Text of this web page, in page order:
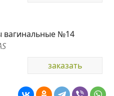
вагинальные №14
заказать